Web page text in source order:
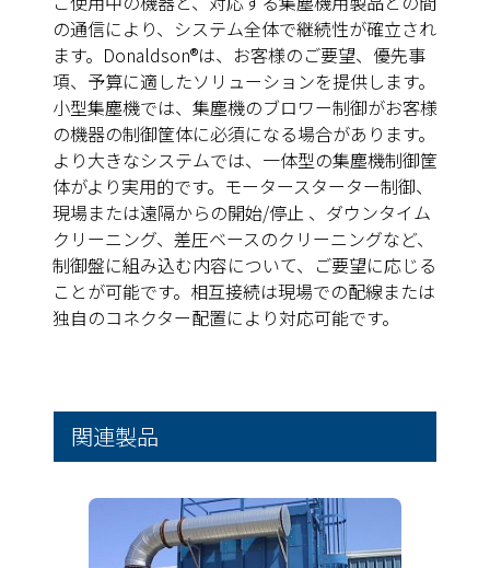
の通信により、システム全体で継続性が確立され
ます。Donaldson®は、お客様のご要望、優先事
項、予算に適したソリューションを提供します。
小型集塵機では、集塵機のブロワー制御がお客様
の機器の制御筐体に必須になる場合があります。
より大きなシステムでは、一体型の集塵機制御筐
体がより実用的です。モータースターター制御、
現場または遠隔からの開始/停止 、ダウンタイム
クリーニング、差圧ベースのクリーニングなど、
制御盤に組み込む内容について、ご要望に応じる
ことが可能です。相互接続は現場での配線または
独自のコネクター配置により対応可能です。
関連製品